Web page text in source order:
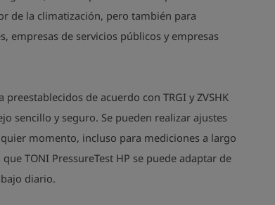
de la climatización, pero también para
empresas de servicios públicos y empresas
preestablecidos de acuerdo con TRGI y ZVSHK
sencillo y seguro. Se pueden realizar ajustes
momento, incluso para mediciones a largo
que TONI PressureTest HP se puede adaptar de
diario.